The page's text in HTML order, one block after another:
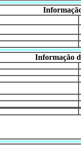
Informação